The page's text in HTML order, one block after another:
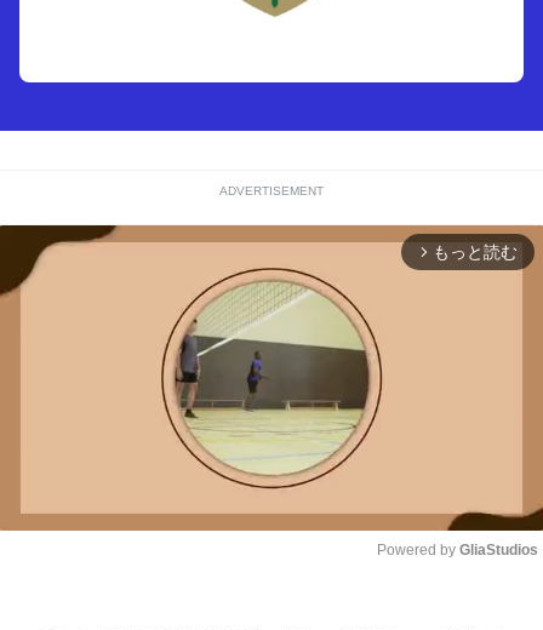
ADVERTISEMENT
arrow_forward_ios もっと読む
Powered by GliaStudios